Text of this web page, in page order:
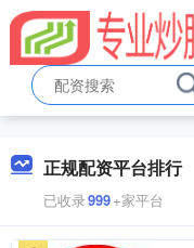
正规配资平台排行
已收录999+家平台